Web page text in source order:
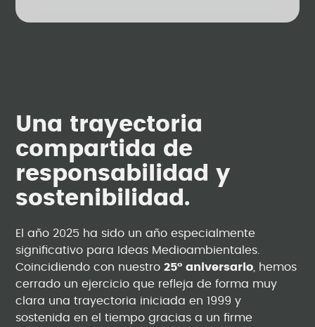
Una trayectoria
compartida de
responsabilidad y
sostenibilidad.
El año 2025 ha sido un año especialmente
significativo para Ideas Medioambientales.
Coincidiendo con nuestro25º aniversario , hemos
cerrado un ejercicio que refleja de forma muy
clara una trayectoria iniciada en 1999 y
sostenida en el tiempo gracias a un firme